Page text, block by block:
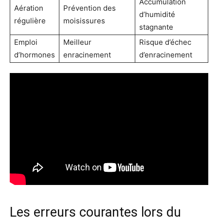
Aération
régulière
Prévention des
moisissures
d’humidité
stagnante
Emploi
d’hormones
Meilleur
enracinement
Risque d’échec
d’enracinement
Les erreurs courantes lors du